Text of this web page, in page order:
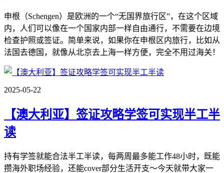
申根（Schengen）是欧洲的一个“无国界旅行区”，在这个区域
内，人们可以像在一个国家内部一样自由通行，不需要在边境
检查护照或签证。简单来说，如果你在申根区内旅行，比如从
法国去德国，就像从北京去上海一样方便，完全不用过海关！
2025-05-22
【澳大利亚】签证攻略学签可实现半工半
读
持有学签就能合法半工半读，每两周最多能工作48小时，既能
攒海外职场经验，还能cover部分生活开支～今天就带大家一